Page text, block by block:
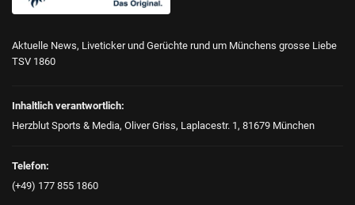
Aktuelle News, Liveticker und Gerüchte rund um Münchens grosse Liebe
TSV 1860
Inhaltlich verantwortlich:
Herzblut Sports & Media, Oliver Griss, Laplacestr. 1, 81679 München
Telefon:
(+49) 177 855 1860